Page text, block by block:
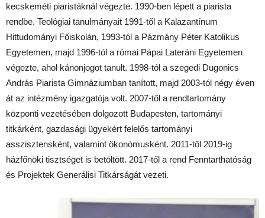
kecskeméti piaristáknál végezte. 1990-ben lépett a piarista
rendbe. Teológiai tanulmányait 1991-től a Kalazantínum
Hittudományi Főiskolán, 1993-tól a Pázmány Péter Katolikus
Egyetemen, majd 1996-tól a római Pápai Lateráni Egyetemen
végezte, ahol kánonjogot tanult. 1998-tól a szegedi Dugonics
András Piarista Gimnáziumban tanított, majd 2003-tól négy éven
át az intézmény igazgatója volt. 2007-től a rendtartomány
központi vezetésében dolgozott Budapesten, tartományi
titkárként, gazdasági ügyekért felelős tartományi
asszisztensként, valamint ökonómusként. 2011-től 2019-ig
házfőnöki tisztséget is betöltött. 2017-től a rend Fenntarthatóság
és Projektek Generálisi Titkárságát vezeti.